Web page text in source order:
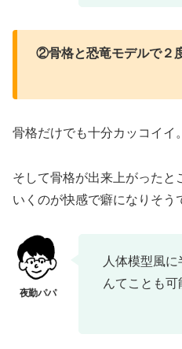
②骨格と恐竜モデルで２
骨格だけでも十分カッコイイ。
そして骨格が出来上がったと
いくのが快感で癖になりそう
人体模型風
んてことも可